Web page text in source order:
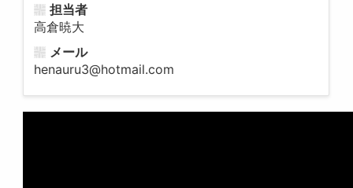
担当者
高倉暁大
メール
henauru3@hotmail.com